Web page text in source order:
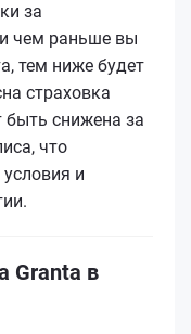
за
чем раньше вы
тем ниже будет
страховка
быть снижена за
что
и
Granta в